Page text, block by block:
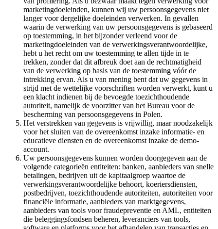
marketingdoeleinden, kunnen wij uw persoonsgegevens niet
langer voor dergelijke doeleinden verwerken. In gevallen
waarin de verwerking van uw persoonsgegevens is gebaseerd
op toestemming, in het bijzonder verleend voor de
marketingdoeleinden van de verwerkingsverantwoordelijke,
hebt u het recht om uw toestemming te allen tijde in te
trekken, zonder dat dit afbreuk doet aan de rechtmatigheid
van de verwerking op basis van de toestemming vóór de
intrekking ervan. Als u van mening bent dat uw gegevens in
strijd met de wettelijke voorschriften worden verwerkt, kunt u
een klacht indienen bij de bevoegde toezichthoudende
autoriteit, namelijk de voorzitter van het Bureau voor de
bescherming van persoonsgegevens in Polen.
Het verstrekken van gegevens is vrijwillig, maar noodzakelijk
voor het sluiten van de overeenkomst inzake informatie- en
educatieve diensten en de overeenkomst inzake de demo-
account.
Uw persoonsgegevens kunnen worden doorgegeven aan de
volgende categorieën entiteiten: banken, aanbieders van snelle
betalingen, bedrijven uit de kapitaalgroep waartoe de
verwerkingsverantwoordelijke behoort, koeriersdiensten,
postbedrijven, toezichthoudende autoriteiten, autoriteiten voor
financiële informatie, aanbieders van marktgegevens,
aanbieders van tools voor fraudepreventie en AML, entiteiten
die beleggingsfondsen beheren, leveranciers van tools,